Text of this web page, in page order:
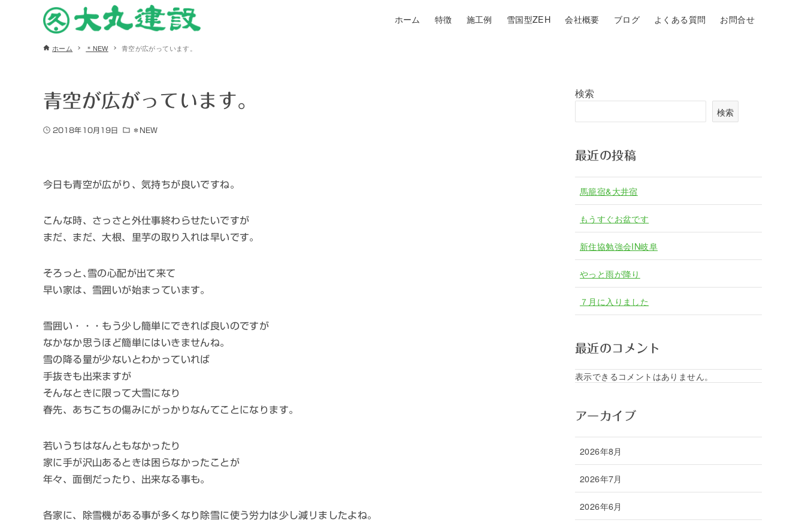
ホーム 特徴 施工例 雪国型ZEH 会社概要 ブログ よくある質問 お問合せ
ホーム ＊NEW 青空が広がっています。
青空が広がっています。
2018年10月19日 ＊NEW
今日も青空が広がり、気持ちが良いですね。
こんな時、さっさと外仕事終わらせたいですが
まだ、まだ、大根、里芋の取り入れは早いです。
そろっと､雪の心配が出て来て
早い家は、雪囲いが始まっています。
雪囲い・・・もう少し簡単にできれば良いのですが
なかなか思うほど簡単にはいきませんね。
雪の降る量が少ないとわかっていれば
手抜きも出来ますが
そんなときに限って大雪になり
春先、あちこちの傷みにがっかりなんてことになります。
若いうちはなんともなかったり
家に手が沢山あるときは困らなかったことが
年々、面倒だったり、出来なる事も。
各家に、除雪機がある事が多くなり除雪に使う労力は少し減リましたよね。
検索
検索
最近の投稿
馬籠宿&大井宿
もうすぐお盆です
新住協勉強会IN岐阜
やっと雨が降り
７月に入りました
最近のコメント
表示できるコメントはありません。
アーカイブ
2026年8月
2026年7月
2026年6月